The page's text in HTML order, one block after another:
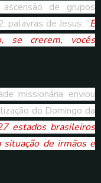
de grupos
de Jesus: “E
se crerem, vocês
missionária enviou
do Domingo da
estados brasileiros
de irmãos e